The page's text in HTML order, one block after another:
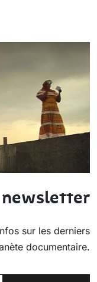
newsletter
sur les derniers
documentaire.